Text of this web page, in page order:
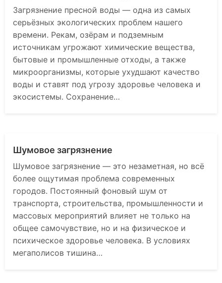
Загрязнение пресной воды — одна из самых
серьёзных экологических проблем нашего
времени. Рекам, озёрам и подземным
источникам угрожают химические вещества,
бытовые и промышленные отходы, а также
микроорганизмы, которые ухудшают качество
воды и ставят под угрозу здоровье человека и
экосистемы. Сохранение…
Шумовое загрязнение
Шумовое загрязнение — это незаметная, но всё
более ощутимая проблема современных
городов. Постоянный фоновый шум от
транспорта, строительства, промышленности и
массовых мероприятий влияет не только на
общее самочувствие, но и на физическое и
психическое здоровье человека. В условиях
мегаполисов тишина…